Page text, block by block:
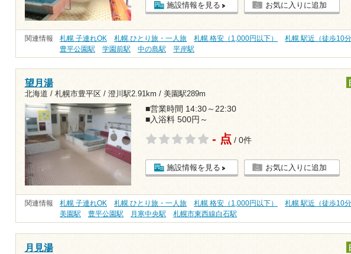
施設情報を見る お気に入りに追加
関連情報 札幌 子連れOK 札幌 ひとり旅・一人旅 札幌 格安（1,000円以下）
札幌 駅近（徒歩10分
豊平公園駅
学園前駅 中の島駅 平岸駅
望月湯
北海道 / 札幌市豊平区 / 澄川駅2.91km / 美園駅289m
■営業時間 14:30～22:30
■入浴料 500円～
- 点 / 0件
施設情報を見る お気に入りに追加
関連情報 札幌 子連れOK 札幌 ひとり旅・一人旅 札幌 格安（1,000円以下）
札幌 駅近（徒歩10分
美園駅
豊平公園駅 月寒中央駅 札幌市東西線白石駅
月見湯